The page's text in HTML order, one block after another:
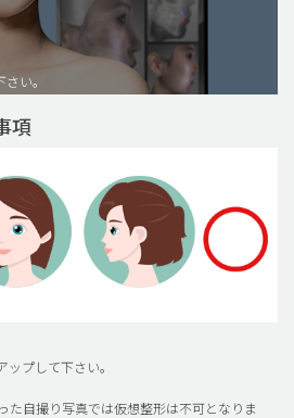
い。
項
プして下さい。
自撮り写真では仮想整形は不可となりま